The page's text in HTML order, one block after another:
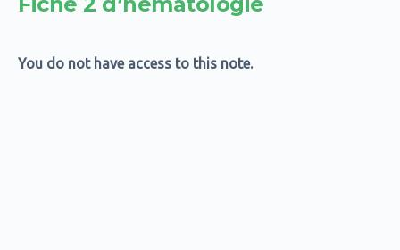
You do not have access to this note.